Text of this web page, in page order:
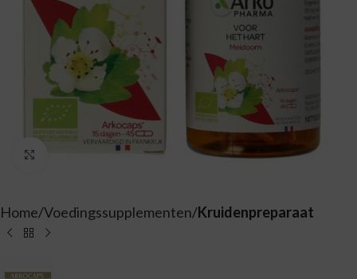
Home Voedingssupplementen Kruidenpreparaat